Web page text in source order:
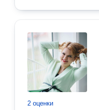
2 оценки